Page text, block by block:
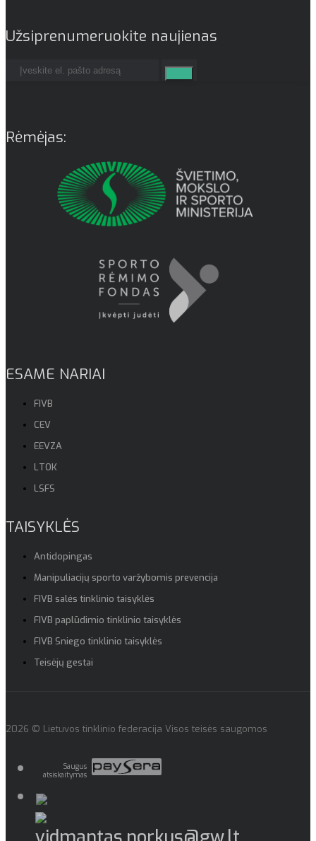
Užsiprenumeruokite naujienas
Rėmėjas:
ESAME NARIAI
FIVB
CEV
EEVZA
LTOK
LSFS
TAISYKLĖS
Antidopingas
Manipuliacijų sporto varžybomis prevencija
FIVB salės tinklinio taisyklės
FIVB paplūdimio tinklinio taisyklės
FIVB Sniego tinklinio taisyklės
Teisėjų gestai
2026 © Lietuvos tinklinio federacija Visos teisės saugomos
Saugus
atsiskaitymas